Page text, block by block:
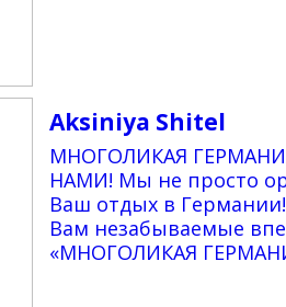
Aksiniya Shitel
МНОГОЛИКАЯ
НАМИ! Мы не просто
Ваш отдых в
Вам незабываемые
«МНОГОЛИКАЯ